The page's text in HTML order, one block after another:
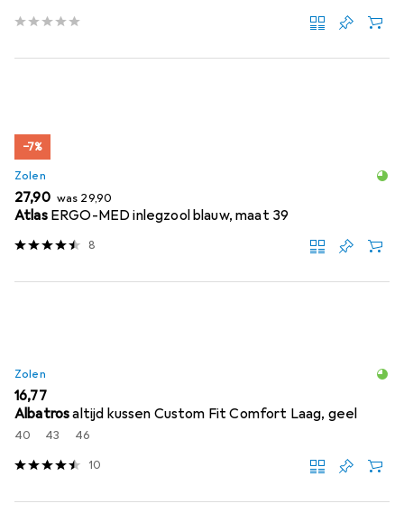
−7%
Zolen
EUR
27,90 was EUR
29,90
Atlas ERGO-MED inlegzool blauw, maat 39
8
Zolen
EUR
16,77
Albatrosaltijd kussen Custom Fit Comfort Laag, geel
40 43 46
10